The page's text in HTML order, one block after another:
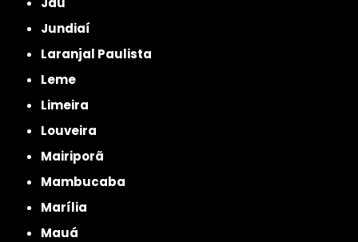
Jundiaí
Laranjal Paulista
Leme
Limeira
Louveira
Mairiporã
Mambucaba
Marília
Mauá